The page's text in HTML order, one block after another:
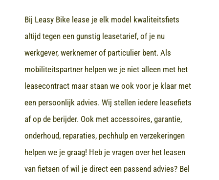
Bij Leasy Bike lease je elk model kwaliteitsfiets
altijd tegen een gunstig leasetarief, of je nu
werkgever, werknemer of particulier bent. Als
mobiliteitspartner helpen we je niet alleen met het
leasecontract maar staan we ook voor je klaar met
een persoonlijk advies. Wij stellen iedere leasefiets
af op de berijder. Ook met accessoires, garantie,
onderhoud, reparaties, pechhulp en verzekeringen
helpen we je graag! Heb je vragen over het leasen
van fietsen of wil je direct een passend advies? Bel